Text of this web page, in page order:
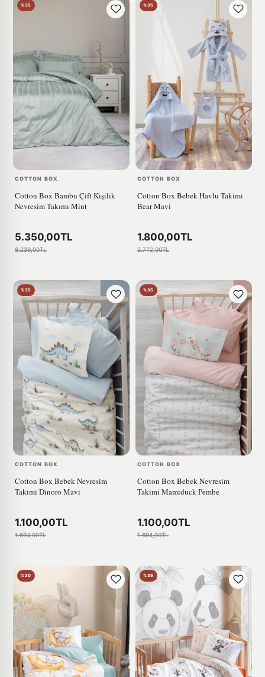
%35
COTTON BOX
Cotton Box Bambu Çift Kişilik
Nevresim Takımı Mint
5.350,00TL
8.239,00TL
%35
COTTON BOX
Cotton Box Bebek Havlu Takimi
Bear Mavi
1.800,00TL
2.772,00TL
%35
COTTON BOX
Cotton Box Bebek Nevresim
Takimi Dinoro Mavi
1.100,00TL
1.694,00TL
%35
COTTON BOX
Cotton Box Bebek Nevresim
Takimi Mamiduck Pembe
1.100,00TL
1.694,00TL
%30 %35